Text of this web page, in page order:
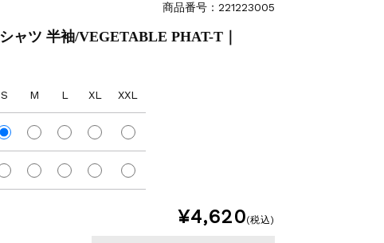
商品番号：221223005
ャツ 半袖/VEGETABLE PHAT-T｜
S M L XL XXL
¥4,620(税込)